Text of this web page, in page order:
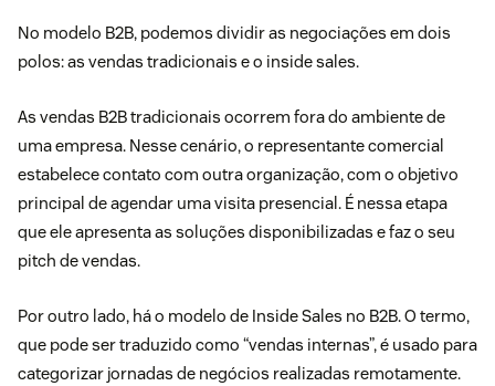
No modelo B2B, podemos dividir as negociações em dois
polos: as vendas tradicionais e o inside sales.
As vendas B2B tradicionais ocorrem fora do ambiente de
uma empresa. Nesse cenário, o representante comercial
estabelece contato com outra organização, com o objetivo
principal de agendar uma visita presencial. É nessa etapa
que ele apresenta as soluções disponibilizadas e faz o seu
pitch de vendas.
Por outro lado, há o modelo de Inside Sales no B2B. O termo,
que pode ser traduzido como “vendas internas”, é usado para
categorizar jornadas de negócios realizadas remotamente.